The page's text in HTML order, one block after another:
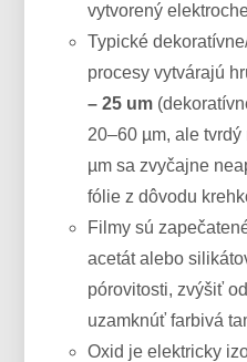
vytvorený
Typické
procesy vytvárajú
– 25 um
20–60 µm, ale
µm sa zvyčajne
fólie z dôvodu
Filmy sú
acetát alebo
pórovitosti, zvýšiť
uzamknúť farbivá
Oxid je elektricky